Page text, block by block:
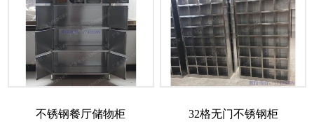
不锈钢餐厅储物柜 32格无门不锈钢柜